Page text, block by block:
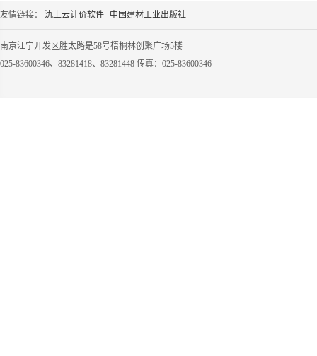
友情链接： 氿上云计价软件 中国建材工业出版社
南京江宁开发区胜太路是58号梧桐林创聚广场5楼
025-83600346、83281418、83281448 传真：025-83600346